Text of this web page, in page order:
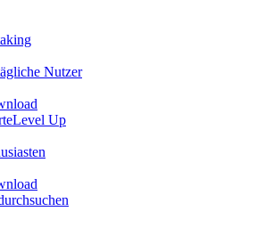
Nutzer
Level Up